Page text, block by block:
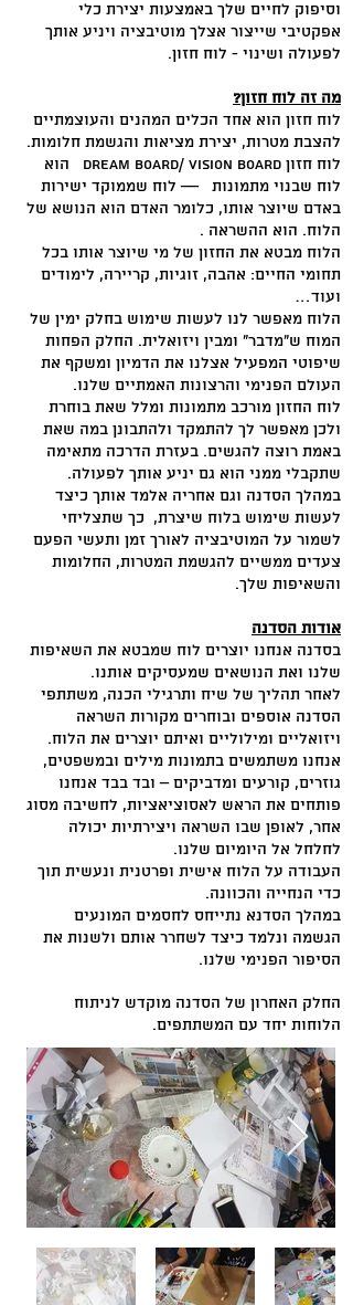
וסיפוק לחיים שלך באמצעות יצירת כלי
אפקטיבי שייצור אצלך מוטיבציה ויניע אותך
לפעולה ושינוי - לוח חזון.
מה זה לוח חזון?
לוח חזון הוא אחד הכלים המהנים והעוצמתיים
להצבת מטרות, יצירת מציאות והגשמת חלומות.
לוח חזון Dream board/ Vision Board הוא
לוח שבנוי מתמונות –– לוח שממוקד ישירות
באדם שיוצר אותו, כלומר האדם הוא הנושא של
הלוח. הוא ההשראה .
הלוח מבטא את החזון של מי שיוצר אותו בכל
תחומי החיים: אהבה, זוגיות, קריירה, לימודים
ועוד…
הלוח מאפשר לנו לעשות שימוש בחלק ימין של
המוח ש"מדבר" ומבין ויזואלית. החלק הפחות
שיפוטי המפעיל אצלנו את הדמיון ומשקף את
העולם הפנימי והרצונות האמתיים שלנו.
לוח החזון מורכב מתמונות ומלל שאת בוחרת
ולכן מאפשר לך להתמקד ולהתבונן במה שאת
באמת רוצה להגשים. בעזרת הדרכה מתאימה
שתקבלי ממני הוא גם יניע אותך לפעולה.
במהלך הסדנה וגם אחריה אלמד אותך כיצד
לעשות שימוש בלוח שיצרת, כך שתצליחי
לשמור על המוטיבציה לאורך זמן ותעשי הפעם
צעדים ממשיים להגשמת המטרות, החלומות
והשאיפות שלך.
אודות הסדנה
בסדנה אנחנו יוצרים לוח שמבטא את השאיפות
שלנו ואת הנושאים שמעסיקים אותנו.
לאחר תהליך של שיח ותרגילי הכנה, משתתפי
הסדנה אוספים ובוחרים מקורות השראה
ויזואליים ומילוליים ואיתם יוצרים את הלוח.
אנחנו משתמשים בתמונות מילים ובמשפטים,
גוזרים, קורעים ומדביקים – ובד בבד אנחנו
פותחים את הראש לאסוציאציות, לחשיבה מסוג
אחר, לאופן שבו השראה ויצירתיות יכולה
לחלחל אל היומיום שלנו.
העבודה על הלוח אישית ופרטנית ונעשית תוך
כדי הנחייה והכוונה.
במהלך הסדנא נתייחס לחסמים המונעים
הגשמה ונלמד כיצד לשחרר אותם ולשנות את
הסיפור הפנימי שלנו.
החלק האחרון של הסדנה מוקדש לניתוח
הלוחות יחד עם המשתתפים.